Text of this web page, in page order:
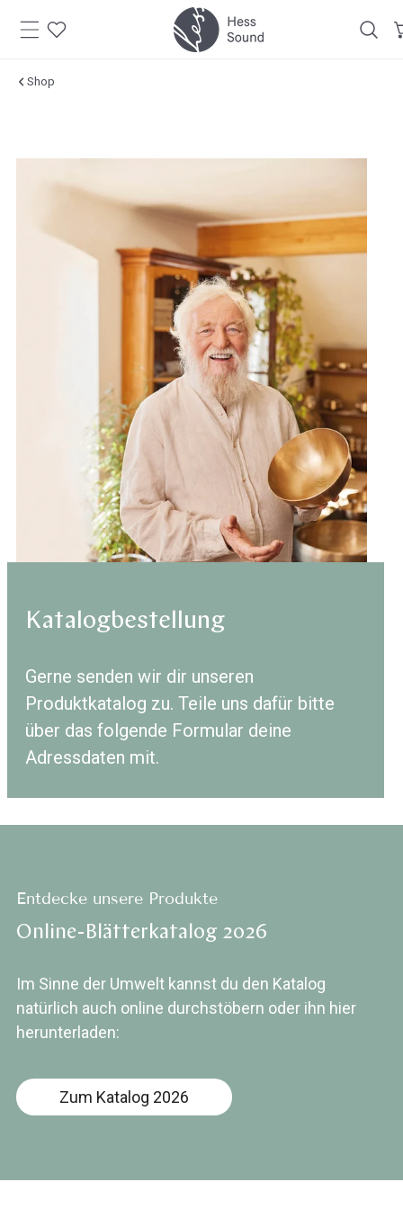
Zum
Inhalt
Shop
Katalog­bestellung
Gerne senden wir dir unseren
Produktkatalog zu. Teile uns dafür bitte
über das folgende Formular deine
Adressdaten mit.
Entdecke unsere Produkte
Online-Blätterkatalog 2026
Im Sinne der Umwelt kannst du den Katalog
natürlich auch online durchstöbern oder ihn hier
herunterladen:
Zum Katalog 2026